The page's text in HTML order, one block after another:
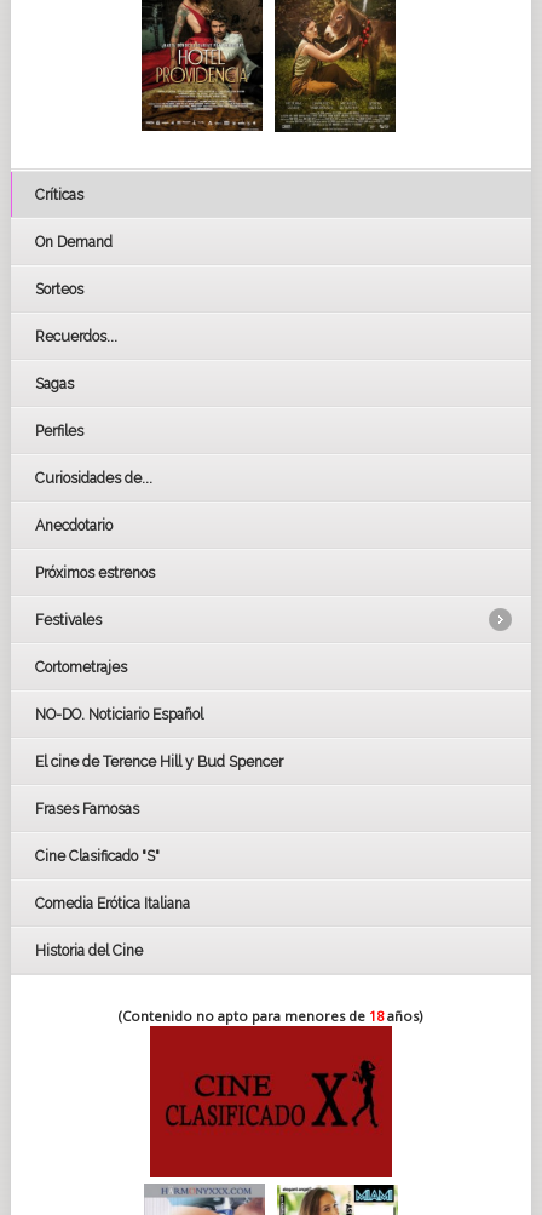
Críticas
On Demand
Sorteos
Recuerdos...
Sagas
Perfiles
Curiosidades de...
Anecdotario
Próximos estrenos
Festivales
LOS OSCARS
GOYAS
BAFTA
Cortometrajes
NO-DO. Noticiario Español
El cine de Terence Hill y Bud Spencer
Frases Famosas
Cine Clasificado "S"
Comedia Erótica Italiana
Historia del Cine
(Contenido no apto para menores de 18años)